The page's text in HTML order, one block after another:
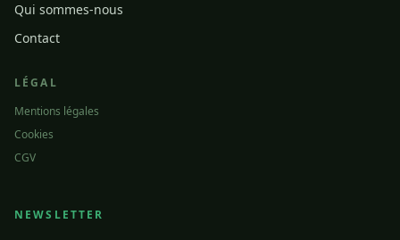
Qui sommes-nous
Contact
LÉGAL
Mentions légales
Cookies
CGV
NEWSLETTER